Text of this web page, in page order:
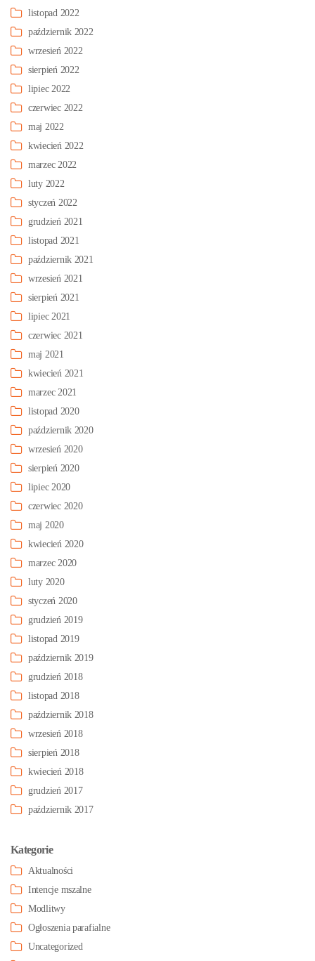
listopad 2022
październik 2022
wrzesień 2022
sierpień 2022
lipiec 2022
czerwiec 2022
maj 2022
kwiecień 2022
marzec 2022
luty 2022
styczeń 2022
grudzień 2021
listopad 2021
październik 2021
wrzesień 2021
sierpień 2021
lipiec 2021
czerwiec 2021
maj 2021
kwiecień 2021
marzec 2021
listopad 2020
październik 2020
wrzesień 2020
sierpień 2020
lipiec 2020
czerwiec 2020
maj 2020
kwiecień 2020
marzec 2020
luty 2020
styczeń 2020
grudzień 2019
listopad 2019
październik 2019
grudzień 2018
listopad 2018
październik 2018
wrzesień 2018
sierpień 2018
kwiecień 2018
grudzień 2017
październik 2017
Kategorie
Aktualności
Intencje mszalne
Modlitwy
Ogłoszenia parafialne
Uncategorized